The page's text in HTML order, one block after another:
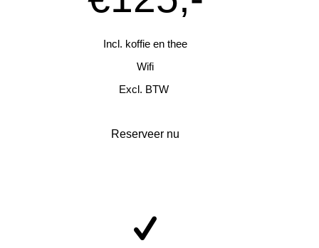
Incl. koffie en thee
Wifi
Excl. BTW
Reserveer nu